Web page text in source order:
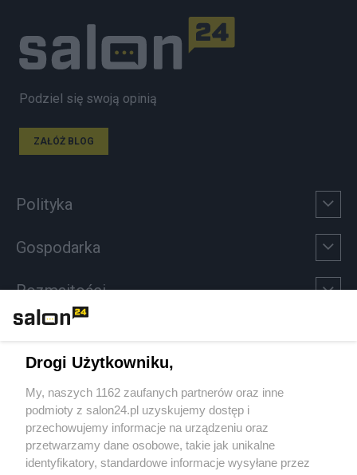
Podziel się swoją opinią
ZAŁÓŻ BLOG
Polityka
Gospodarka
Rozmaitości
Sport
Społeczeństwo
Kultura
Drogi Użytkowniku,
My, naszych 1162 zaufanych partnerów oraz inne
podmioty z salon24.pl uzyskujemy dostęp i
przechowujemy informacje na urządzeniu oraz
przetwarzamy dane osobowe, takie jak unikalne
identyfikatory, standardowe informacje wysyłane przez